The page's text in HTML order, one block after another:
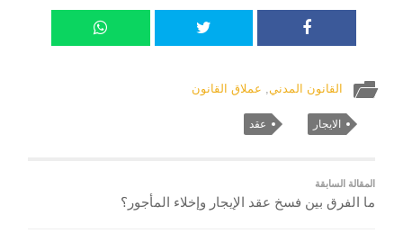
القانون المدني عملاق القانون
الايجار عقد
المقالة السابقة
ما الفرق بين فسخ عقد الإيجار وإخلاء المأجور؟